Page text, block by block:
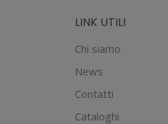
LINK UTILI
Chi siamo
News
Contatti
Cataloghi